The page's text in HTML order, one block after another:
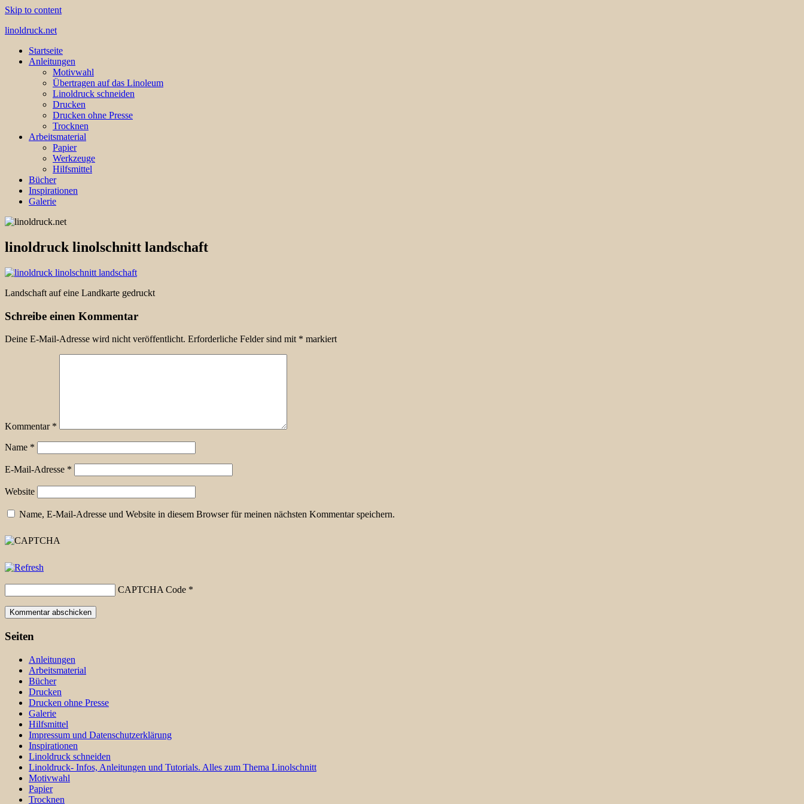
Skip to content
linoldruck.net
Anleitungen, Tutorials und Infos
Startseite
Anleitungen
Motivwahl
Übertragen auf das Linoleum
Linoldruck schneiden
Drucken
Drucken ohne Presse
Trocknen
Arbeitsmaterial
Papier
Werkzeuge
Hilfsmittel
Bücher
Inspirationen
Galerie
linoldruck linolschnitt landschaft
Landschaft auf eine Landkarte gedruckt
Schreibe einen Kommentar
Deine E-Mail-Adresse wird nicht veröffentlicht. Erforderliche Felder sind mit * markiert
Kommentar *
Name *
E-Mail-Adresse *
Website
Name, E-Mail-Adresse und Website in diesem Browser für meinen nächsten Kommentar speichern.
CAPTCHA Code *
Seiten
Anleitungen
Arbeitsmaterial
Bücher
Drucken
Drucken ohne Presse
Galerie
Hilfsmittel
Impressum und Datenschutzerklärung
Inspirationen
Linoldruck schneiden
Linoldruck- Infos, Anleitungen und Tutorials. Alles zum Thema Linolschnitt
Motivwahl
Papier
Trocknen